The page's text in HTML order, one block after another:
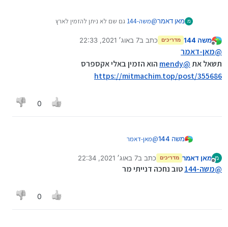
מ מאן דאמר@משה-144
גם שם לא ניתן להזמין לארץ
משה 144 מדריכים כתב ב7 באוג׳ 2021, 22:33
נערך לאחרונה על ידי משה 144
@מאן-דאמר
תשאל את@
mendy הוא הזמין באלי אקספרס
https://mitmachim.top/post/355686
0
משה 144 @מאן-דאמר
https://mitmachim.top/post/355686
מ
מנותק
מאן דאמר מדריכים כתב ב7 באוג׳ 2021, 22:34
נערך לאחרונה על ידי
@משה-144 טוב נחכה דנייתי מר
0